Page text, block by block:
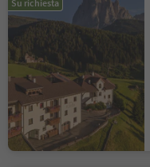
Su richiesta